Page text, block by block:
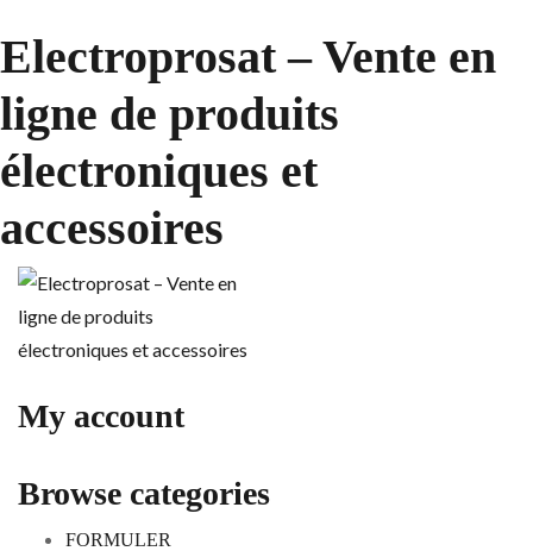
Electroprosat – Vente en
ligne de produits
électroniques et
accessoires
My account
Browse categories
FORMULER